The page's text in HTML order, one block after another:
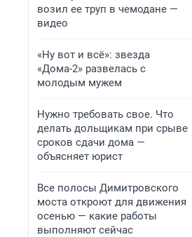
возил ее труп в чемодане —
видео
«Ну вот и всё»: звезда
«Дома-2» развелась с
молодым мужем
Нужно требовать свое. Что
делать дольщикам при срыве
сроков сдачи дома —
объясняет юрист
Все полосы Димитровского
моста откроют для движения
осенью — какие работы
выполняют сейчас